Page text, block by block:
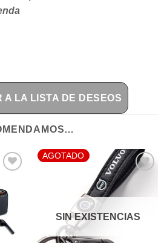
A LA LISTA DE DESEOS
AGOTADO
A LA
SIN EXISTENCIAS